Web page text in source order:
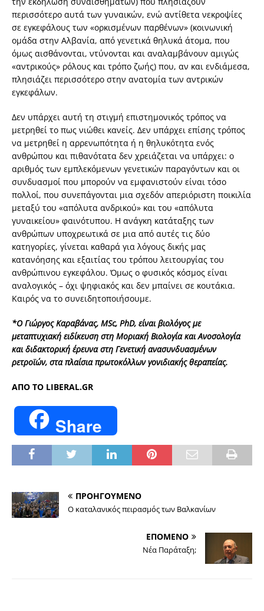
περισσότερο αυτά των γυναικών, ενώ αντίθετα νεκροψίες
σε εγκεφάλους των «ορκισμένων παρθένων» (κοινωνική
ομάδα στην Αλβανία, από γενετικά θηλυκά άτομα, που
όμως αισθάνονται, ντύνονται και αναλαμβάνουν αμιγώς
«αντρικούς» ρόλους και τρόπο ζωής) που, αν και ενδιάμεσα,
πλησιάζει περισσότερο στην ανατομία των αντρικών
εγκεφάλων.
Δεν υπάρχει αυτή τη στιγμή επιστημονικός τρόπος να
μετρηθεί το πως νιώθει κανείς. Δεν υπάρχει επίσης τρόπος
να μετρηθεί η αρρενωπότητα ή η θηλυκότητα ενός
ανθρώπου και πιθανότατα δεν χρειάζεται να υπάρχει: ο
αριθμός των εμπλεκόμενων γενετικών παραγόντων και οι
συνδυασμοί που μπορούν να εμφανιστούν είναι τόσο
πολλοί, που συνεπάγονται μια σχεδόν απεριόριστη ποικιλία
μεταξύ του «απόλυτα ανδρικού» και του «απόλυτα
γυναικείου» φαινότυπου. Η ανάγκη κατάταξης των
ανθρώπων υποχρεωτικά σε μια από αυτές τις δύο
κατηγορίες, γίνεται καθαρά για λόγους δικής μας
κατανόησης και εξαιτίας του τρόπου λειτουργίας του
ανθρώπινου εγκεφάλου. Όμως ο φυσικός κόσμος είναι
αναλογικός – όχι ψηφιακός και δεν μπαίνει σε κουτάκια.
Καιρός να το συνειδητοποιήσουμε.
*Ο Γιώργος Καραβάνας, MSc, PhD, είναι βιολόγος με
μεταπτυχιακή ειδίκευση στη Μοριακή Βιολογία και Ανοσολογία
και διδακτορική έρευνα στη Γενετική ανασυνδυασμένων
ρετροϊών, στα πλαίσια πρωτοκόλλων γονιδιακής θεραπείας.
ΑΠΟ ΤΟ LIBERAL.GR
Share
ΠΡΟΗΓΟΥΜΕΝΟ
Ο καταλανικός πειρασμός των Βαλκανίων
ΕΠΟΜΕΝΟ
Νέα Παράταξη;